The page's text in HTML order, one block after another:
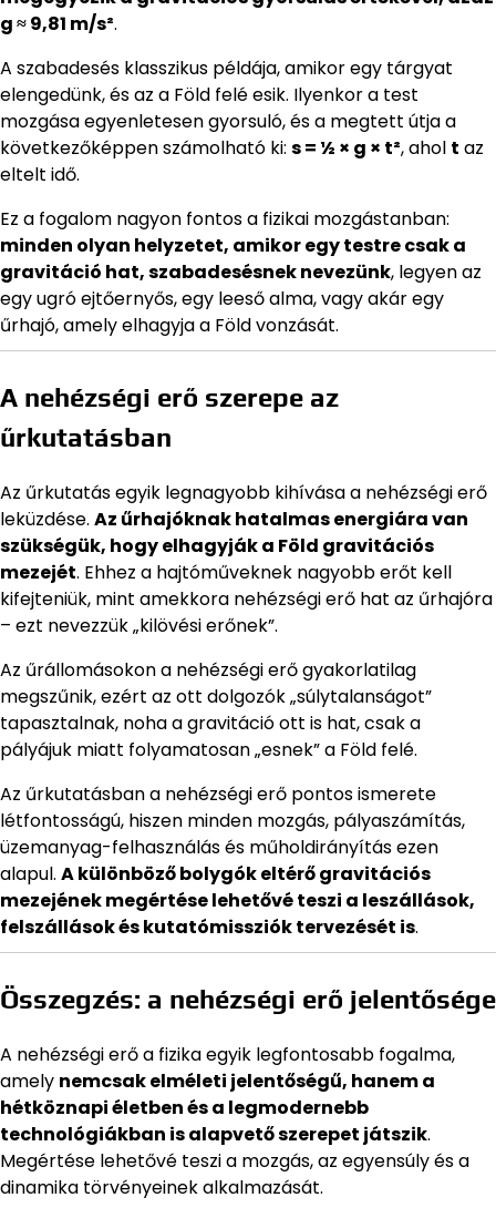
g ≈ 9,81 m/s².
A szabadesés klasszikus példája, amikor egy tárgyat
elengedünk, és az a Föld felé esik. Ilyenkor a test
mozgása egyenletesen gyorsuló, és a megtett útja a
következőképpen számolható ki: s = ½ × g × t², ahol t az
eltelt idő.
Ez a fogalom nagyon fontos a fizikai mozgástanban:
minden olyan helyzetet, amikor egy testre csak a
gravitáció hat, szabadesésnek nevezünk, legyen az
egy ugró ejtőernyős, egy leeső alma, vagy akár egy
űrhajó, amely elhagyja a Föld vonzását.
A nehézségi erő szerepe az
űrkutatásban
Az űrkutatás egyik legnagyobb kihívása a nehézségi erő
leküzdése. Az űrhajóknak hatalmas energiára van
szükségük, hogy elhagyják a Föld gravitációs
mezejét. Ehhez a hajtóműveknek nagyobb erőt kell
kifejteniük, mint amekkora nehézségi erő hat az űrhajóra
– ezt nevezzük „kilövési erőnek”.
Az űrállomásokon a nehézségi erő gyakorlatilag
megszűnik, ezért az ott dolgozók „súlytalanságot”
tapasztalnak, noha a gravitáció ott is hat, csak a
pályájuk miatt folyamatosan „esnek” a Föld felé.
Az űrkutatásban a nehézségi erő pontos ismerete
létfontosságú, hiszen minden mozgás, pályaszámítás,
üzemanyag-felhasználás és műholdirányítás ezen
alapul. A különböző bolygók eltérő gravitációs
mezejének megértése lehetővé teszi a leszállások,
felszállások és kutatómissziók tervezését is.
Összegzés: a nehézségi erő jelentősége
A nehézségi erő a fizika egyik legfontosabb fogalma,
amely nemcsak elméleti jelentőségű, hanem a
hétköznapi életben és a legmodernebb
technológiákban is alapvető szerepet játszik.
Megértése lehetővé teszi a mozgás, az egyensúly és a
dinamika törvényeinek alkalmazását.